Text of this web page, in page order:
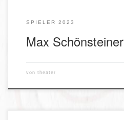
SPIELER 2023
Max Schönsteiner
von theater